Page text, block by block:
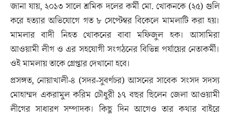
জানা যায়, ২০১৩ সালে শ্রমিক দলের কর্মী মো. খোকনকে (২৫) গুলি
করে হত্যার অভিযোগে গত ৮ সেপ্টেম্বর বিকেলে মামলাটি করা হয়।
মামলার বাদী নিহত খোকনের বাবা মফিজুল হক। আসামিরা
আওয়ামী লীগ ও এর সহযোগী সংগঠনের বিভিন্ন পর্যায়ের নেতাকর্মী।
ওই মামলায় তাকে গ্রেপ্তার দেখানো হবে।
প্রসঙ্গত, নোয়াখালী-৪ (সদর-সুবর্ণচর) আসনের সাবেক সংসদ সদস্য
মোহাম্মদ একরামুল করিম চৌধুরী ১৭ বছর ছিলেন জেলা আওয়ামী
লীগের সাধারণ সম্পাদক। কিছু দিন আগেও তার কথার বাইরে